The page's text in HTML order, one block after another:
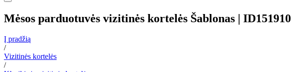
Mėsos parduotuvės vizitinės kortelės Šablonas | ID151910
Į pradžią
/
Vizitinės kortelės
/